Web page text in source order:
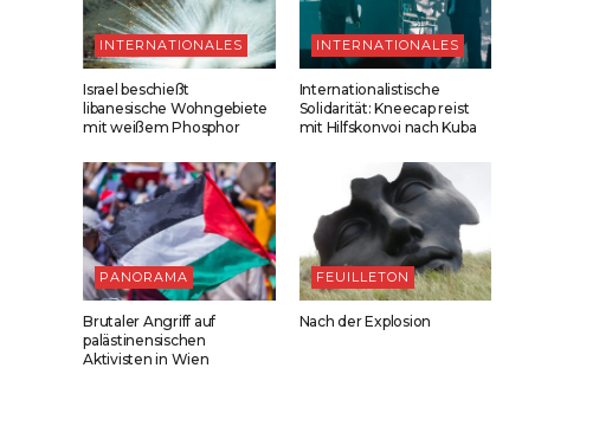
INTERNATIONALES
Israel beschießt
libanesische Wohngebiete
mit weißem Phosphor
INTERNATIONALES
Internationalistische
Solidarität: Kneecap reist
mit Hilfskonvoi nach Kuba
PANORAMA
Brutaler Angriff auf
palästinensischen
Aktivisten in Wien
FEUILLETON
Nach der Explosion